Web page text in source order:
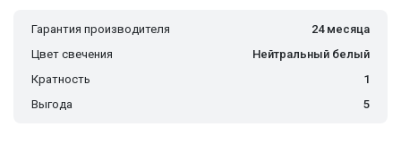
Гарантия производителя
24 месяца
Цвет свечения
Нейтральный белый
Кратность
1
Выгода
5